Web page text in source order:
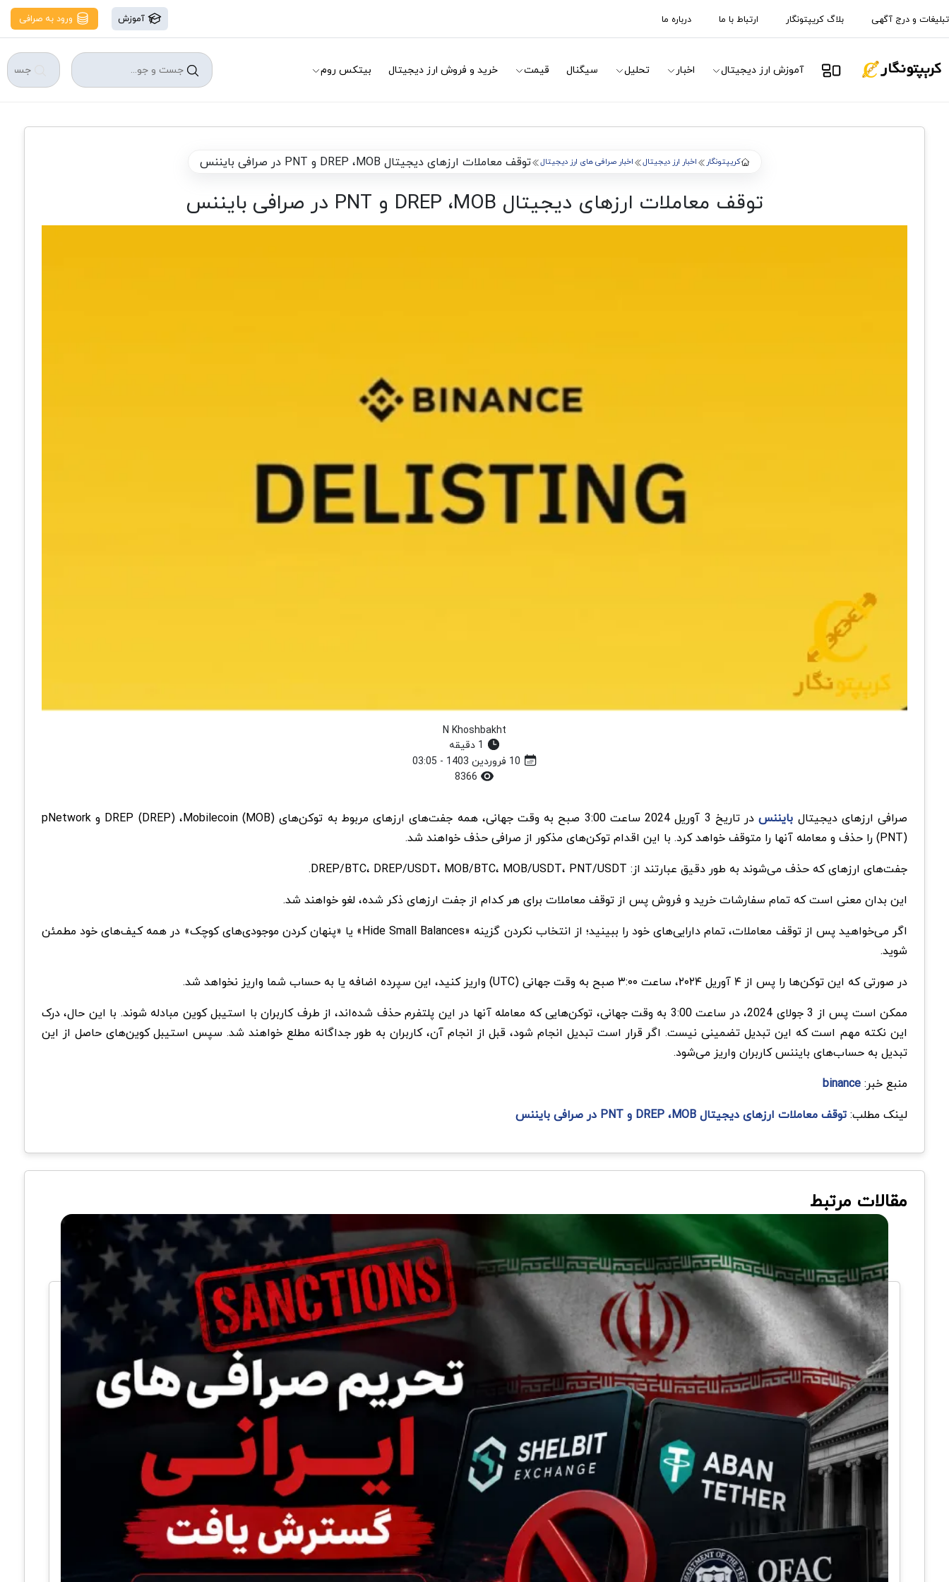
تبلیغات و درج آگهی بلاگ کریپتونگار ارتباط با ما درباره ما آموزش ورود به صرافی
آموزش ارز دیجیتال اخبار تحلیل سیگنال قیمت خرید و فروش ارز دیجیتال بیتکس روم
کریپتونگار اخبار ارز دیجیتال اخبار صرافی های ارز دیجیتال توقف معاملات ارزهای دیجیتال DREP ،MOB و PNT در صرافی بایننس
توقف معاملات ارزهای دیجیتال DREP ،MOB و PNT در صرافی بایننس
N Khoshbakht
صرافی ارزهای دیجیتال بایننس
در تاریخ 3 آوریل 2024 ساعت 3:00 صبح به وقت جهانی، همه جفت‌های ارزهای مربوط به توکن‌های DREP (DREP) ،Mobilecoin (MOB) و pNetwork
(PNT) را حذف و معامله آنها را متوقف خواهد کرد. با این اقدام توکن‌های مذکور از صرافی حذف خواهند شد.
جفت‌های ارزهای که حذف می‌شوند به طور دقیق عبارتند از: DREP/BTC، DREP/USDT، MOB/BTC، MOB/USDT، PNT/USDT.
این بدان معنی است که تمام سفارشات خرید و فروش پس از توقف معاملات برای هر کدام از جفت ارزهای ذکر شده، لغو خواهند شد.
اگر می‌خواهید پس از توقف معاملات، تمام دارایی‌های خود را ببینید؛ از انتخاب نکردن گزینه «Hide Small Balances» یا «پنهان کردن موجودی‌های کوچک» در همه کیف‌های خود مطمئن
شوید.
در صورتی که این توکن‌ها را پس از ۴ آوریل ۲۰۲۴، ساعت ۳:۰۰ صبح به وقت جهانی (UTC) واریز کنید، این سپرده اضافه یا به حساب شما واریز نخواهد شد.
ممکن است پس از 3 جولای 2024، در ساعت 3:00 به وقت جهانی، توکن‌هایی که معامله آنها در این پلتفرم حذف شده‌اند، از طرف کاربران با استیبل کوین مبادله شوند. با این حال، درک
این نکته مهم است که این تبدیل تضمینی نیست. اگر قرار است تبدیل انجام شود، قبل از انجام آن، کاربران به طور جداگانه مطلع خواهند شد. سپس استیبل کوین‌های حاصل از این
تبدیل به حساب‌های بایننس کاربران واریز می‌شود.
منبع خبر:binance
لینک مطلب:توقف معاملات ارزهای دیجیتال DREP ،MOB و PNT در صرافی بایننس
مقالات مرتبط